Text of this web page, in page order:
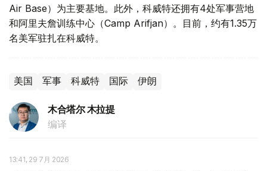
Air Base）为主要基地。此外，科威特还拥有4处军事营地
和阿里夫詹训练中心（Camp Arifjan）。目前，约有1.35万
名美军驻扎在科威特。
美国 军事 科威特 国际 伊朗
木合塔尔 木拉提
编译
13:41, 29 7月 2026